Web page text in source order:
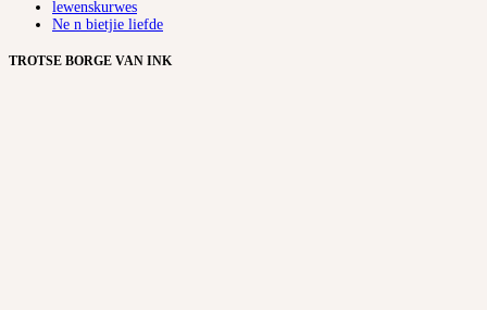
lewenskurwes
Ne n bietjie liefde
TROTSE BORGE VAN INK